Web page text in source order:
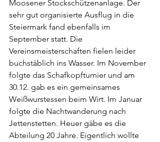
Moosener Stockschützenanlage. Der
sehr gut organisierte Ausflug in die
Steiermark fand ebenfalls im
September statt. Die
Vereinsmeisterschaften fielen leider
buchstäblich ins Wasser. Im November
folgte das Schafkopfturnier und am
30.12. gab es ein gemeinsames
Weißwurstessen beim Wirt. Im Januar
folgte die Nachtwanderung nach
Jettenstetten. Heuer gäbe es die
Abteilung 20 Jahre. Eigentlich wollte